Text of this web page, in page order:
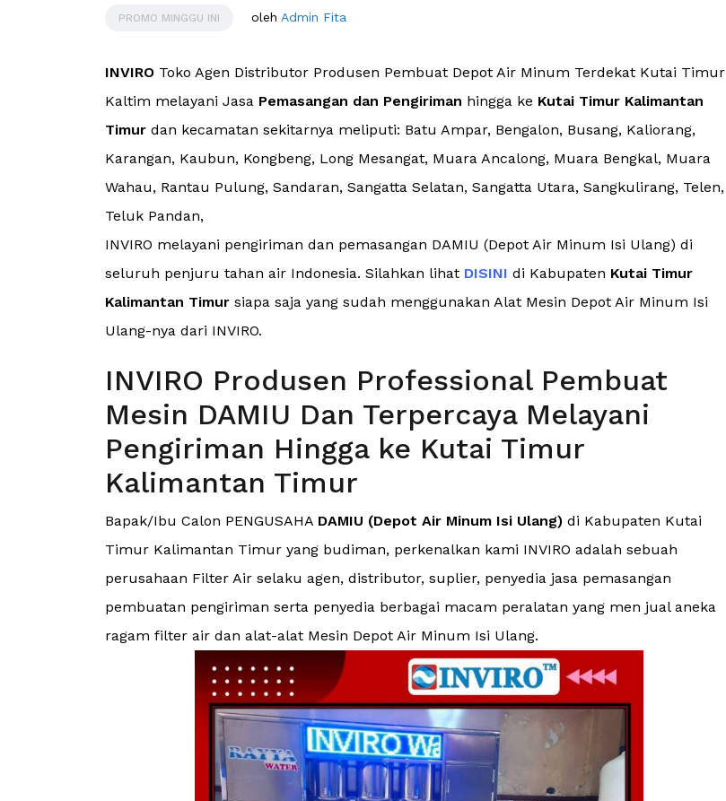
PROMO MINGGU INI oleh Admin Fita
INVIRO Toko Agen Distributor Produsen Pembuat Depot Air Minum Terdekat Kutai Timur
Kaltim melayani Jasa Pemasangan dan Pengiriman hingga ke Kutai Timur Kalimantan
Timur dan kecamatan sekitarnya meliputi: Batu Ampar, Bengalon, Busang, Kaliorang,
Karangan, Kaubun, Kongbeng, Long Mesangat, Muara Ancalong, Muara Bengkal, Muara
Wahau, Rantau Pulung, Sandaran, Sangatta Selatan, Sangatta Utara, Sangkulirang, Telen,
Teluk Pandan,
INVIRO melayani pengiriman dan pemasangan DAMIU (Depot Air Minum Isi Ulang) di
seluruh penjuru tahan air Indonesia. Silahkan lihat DISINI di Kabupaten Kutai Timur
Kalimantan Timur siapa saja yang sudah menggunakan Alat Mesin Depot Air Minum Isi
Ulang-nya dari INVIRO.
INVIRO Produsen Professional Pembuat
Mesin DAMIU Dan Terpercaya Melayani
Pengiriman Hingga ke Kutai Timur
Kalimantan Timur
Bapak/Ibu Calon PENGUSAHA DAMIU (Depot Air Minum Isi Ulang) di Kabupaten Kutai
Timur Kalimantan Timur yang budiman, perkenalkan kami INVIRO adalah sebuah
perusahaan Filter Air selaku agen, distributor, suplier, penyedia jasa pemasangan
pembuatan pengiriman serta penyedia berbagai macam peralatan yang men jual aneka
ragam filter air dan alat-alat Mesin Depot Air Minum Isi Ulang.